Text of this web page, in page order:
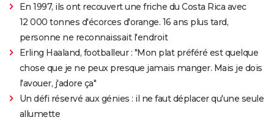
En 1997, ils ont recouvert une friche du Costa Rica avec
12 000 tonnes d'écorces d'orange. 16 ans plus tard,
personne ne reconnaissait l'endroit
Erling Haaland, footballeur : "Mon plat préféré est quelque
chose que je ne peux presque jamais manger. Mais je dois
l'avouer, j'adore ça"
Un défi réservé aux génies : il ne faut déplacer qu'une seule
allumette